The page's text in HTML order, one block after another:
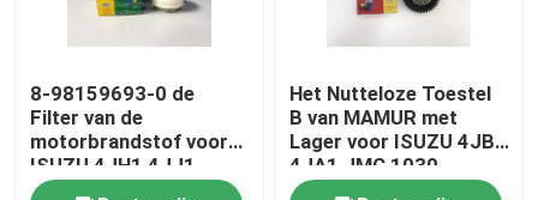
8-98159693-0 de
Filter van de
motorbrandstof voor
ISUZU 4JH1 4JJ1
4JK1
Het Nutteloze Toestel
B van MAMUR met
Lager voor ISUZU 4JB1
4JA1 JMC 1030